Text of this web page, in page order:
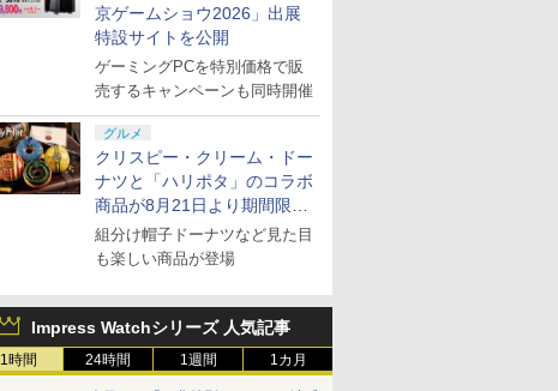
京ゲームショウ2026」出展
特設サイトを公開
ゲーミングPCを特別価格で販
売するキャンペーンも同時開催
グルメ
クリスピー・クリーム・ドー
ナツと「ハリポタ」のコラボ
商品が8月21日より期間限定
で発売
組分け帽子ドーナツなど見た目
も楽しい商品が登場
Impress Watchシリーズ 人気記事
1時間 24時間 1週間 1カ月